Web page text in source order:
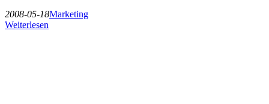
2008-05-18Marketing
Weiterlesen